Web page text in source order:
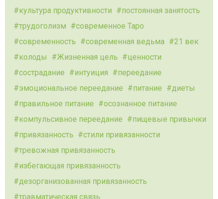
культура продуктивности
постоянная занятость
трудоголизм
современное Таро
современность
современная ведьма
21 век
колоды
Жизненная цель
ценности
сострадание
интуиция
переедание
эмоциональное переедание
питание
диеты
правильное питание
осознанное питание
компульсивное переедание
пищевые привычки
привязанность
стили привязанности
тревожная привязанность
избегающая привязанность
дезорганизованная привязанность
травматическая связь